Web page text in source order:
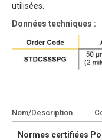
utilisées.
Données techniques :
Nom/Description
Normes certifiées